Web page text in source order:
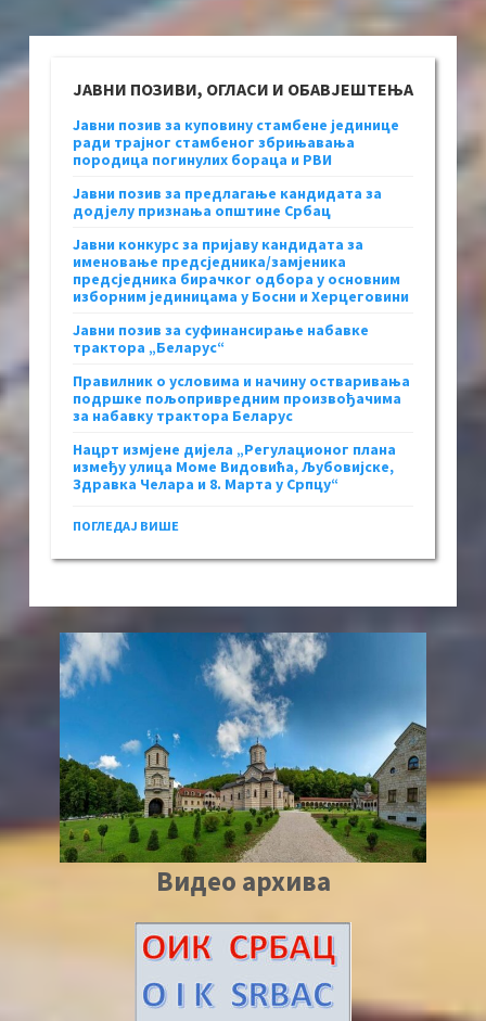
ЈАВНИ ПОЗИВИ, ОГЛАСИ И ОБАВЈЕШТЕЊА
Јавни позив за куповину стамбене јединице
ради трајног стамбеног збрињавања
породица погинулих бораца и РВИ
Јавни позив за предлагање кандидата за
додјелу признања општине Србац
Јавни конкурс за пријаву кандидата за
именовање предсједника/замјеника
предсједника бирачког одбора у основним
изборним јединицама у Босни и Херцеговини
Јавни позив за суфинансирање набавке
трактора „Беларус“
Правилник о условима и начину остваривања
подршке пољопривредним произвођачима
за набавку трактора Беларус
Нацрт измјене дијела „Регулационог плана
између улица Моме Видовића, Љубовијске,
Здравка Челара и 8. Марта у Српцу“
ПОГЛЕДАЈ ВИШЕ
Видео архива